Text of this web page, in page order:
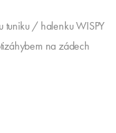
tuniku / halenku WISPY
na zádech